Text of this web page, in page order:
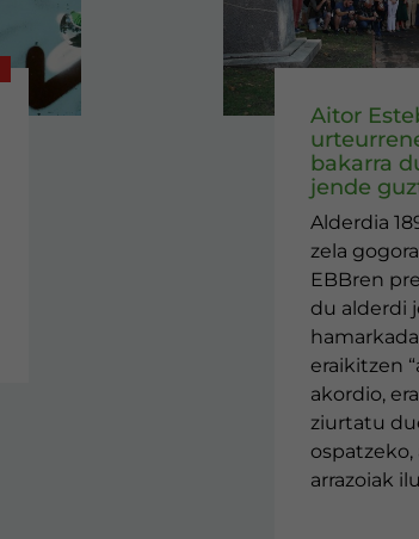
Aitor
bakarra
jende
Alderdia
zela
EBBren
du alderdi
eraikitzen
akordio,
ziurtatu
ospatzeko,
arrazoiak